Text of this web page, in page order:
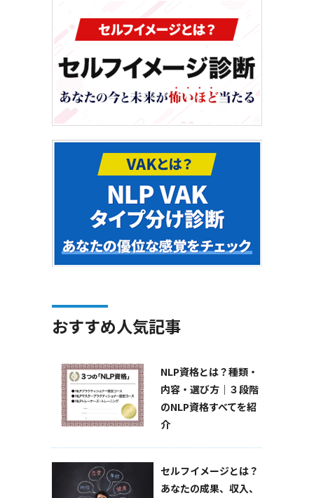
おすすめ人気記事
NLP資格とは？種類・
内容・選び方｜３段階
のNLP資格すべてを紹
介
セルフイメージとは？
あなたの成果、収入、